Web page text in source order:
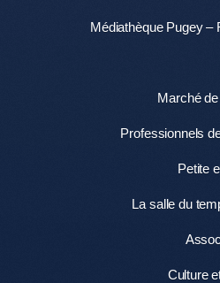
Médiathèque Pugey –
Marché
Professionnels
Petite
La salle du
Culture